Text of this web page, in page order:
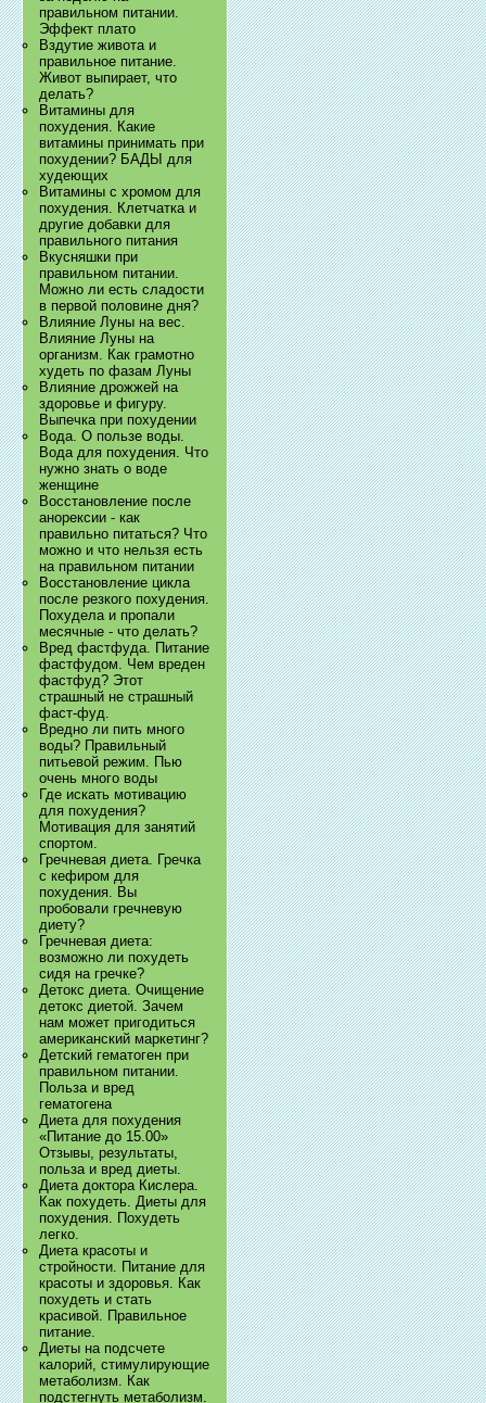
правильном питании.
Эффект плато
Вздутие живота и
правильное питание.
Живот выпирает, что
делать?
Витамины для
похудения. Какие
витамины принимать при
похудении? БАДЫ для
худеющих
Витамины с хромом для
похудения. Клетчатка и
другие добавки для
правильного питания
Вкусняшки при
правильном питании.
Можно ли есть сладости
в первой половине дня?
Влияние Луны на вес.
Влияние Луны на
организм. Как грамотно
худеть по фазам Луны
Влияние дрожжей на
здоровье и фигуру.
Выпечка при похудении
Вода. О пользе воды.
Вода для похудения. Что
нужно знать о воде
женщине
Восстановление после
анорексии - как
правильно питаться? Что
можно и что нельзя есть
на правильном питании
Восстановление цикла
после резкого похудения.
Похудела и пропали
месячные - что делать?
Вред фастфуда. Питание
фастфудом. Чем вреден
фастфуд? Этот
страшный не страшный
фаст-фуд.
Вредно ли пить много
воды? Правильный
питьевой режим. Пью
очень много воды
Где искать мотивацию
для похудения?
Мотивация для занятий
спортом.
Гречневая диета. Гречка
с кефиром для
похудения. Вы
пробовали гречневую
диету?
Гречневая диета:
возможно ли похудеть
сидя на гречке?
Детокс диета. Очищение
детокс диетой. Зачем
нам может пригодиться
американский маркетинг?
Детский гематоген при
правильном питании.
Польза и вред
гематогена
Диета для похудения
«Питание до 15.00»
Отзывы, результаты,
польза и вред диеты.
Диета доктора Кислера.
Как похудеть. Диеты для
похудения. Похудеть
легко.
Диета красоты и
стройности. Питание для
красоты и здоровья. Как
похудеть и стать
красивой. Правильное
питание.
Диеты на подсчете
калорий, стимулирующие
метаболизм. Как
подстегнуть метаболизм.